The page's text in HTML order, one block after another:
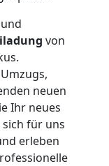
von
neuen
Ihr neues
sich für uns
erleben